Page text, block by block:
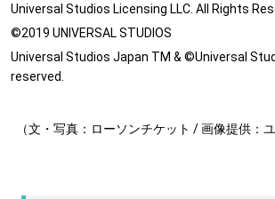
Universal Studios Licensing LLC. All Rights
©2019 UNIVERSAL STUDIOS
Universal Studios Japan TM & ©Universal
reserved.
（文・写真：ローソンチケット / 画像提供：